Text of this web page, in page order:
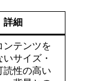
詳細
ンテンツを
サイズ・
読性の高い